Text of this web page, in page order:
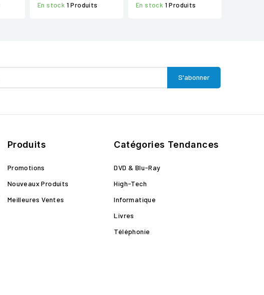
En stock 1 Produits En stock 1 Produits
Produits
Promotions
Nouveaux Produits
Meilleures Ventes
Catégories Tendances
DVD & Blu-Ray
High-Tech
Informatique
Livres
Téléphonie